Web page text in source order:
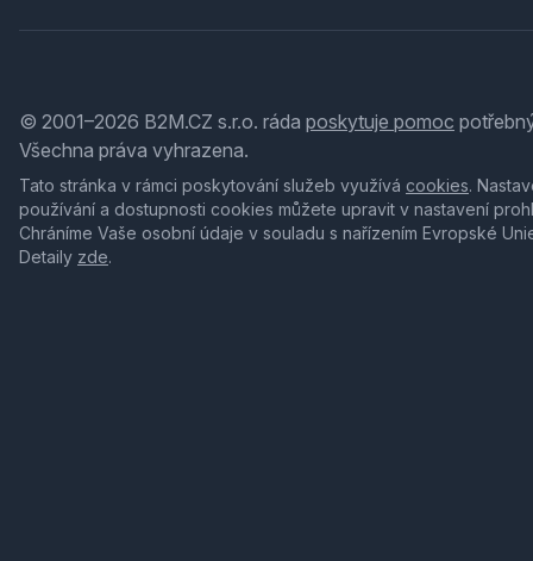
© 2001–2026 B2M.CZ s.r.o. ráda poskytuje pomoc
Všechna práva vyhrazena.
Tato stránka v rámci poskytování služeb využívá cookies.
používání a dostupnosti cookies můžete upravit v nastavení
Chráníme Vaše osobní údaje v souladu s nařízením Evropské
Detaily zde.